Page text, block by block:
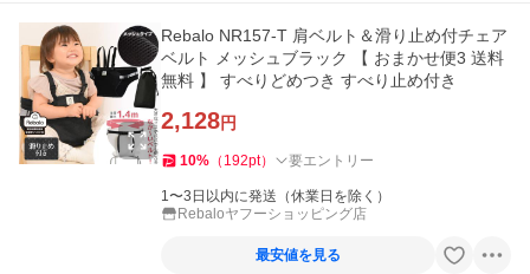
Rebalo NR157-T 肩ベルト＆滑り止め付チェア
ベルト メッシュブラック 【 おまかせ便3 送料
無料 】 すべりどめつき すべり止め付き
2,128円
10% （ 192pt） 要エントリー
1〜3日以内に発送（休業日を除く）
Rebaloヤフーショッピング店
最安値を見る